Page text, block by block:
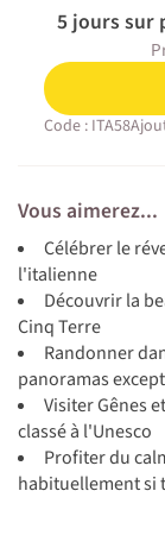
5 jours sur
Code : ITA58
Vous aimerez...
Célébrer le
l'italienne
Découvrir la
Cinq Terre
Randonner
panoramas
Visiter Gênes
classé à l'Unesco
Profiter du
habituellement si